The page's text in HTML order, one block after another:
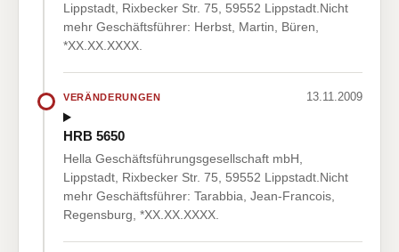
Lippstadt, Rixbecker Str. 75, 59552 Lippstadt.Nicht
mehr Geschäftsführer: Herbst, Martin, Büren,
*XX.XX.XXXX.
VERÄNDERUNGEN 13.11.2009
HRB 5650
Hella Geschäftsführungsgesellschaft mbH,
Lippstadt, Rixbecker Str. 75, 59552 Lippstadt.Nicht
mehr Geschäftsführer: Tarabbia, Jean-Francois,
Regensburg, *XX.XX.XXXX.